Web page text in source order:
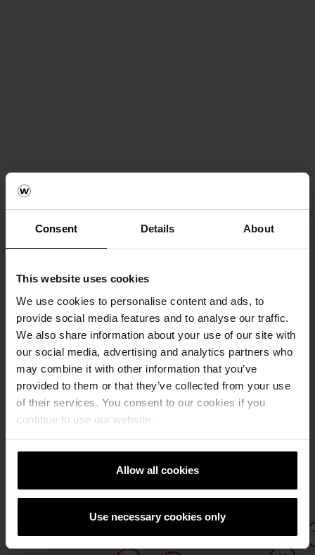
Consent Details About
This website uses cookies
We use cookies to personalise content and ads, to
provide social media features and to analyse our traffic.
We also share information about your use of our site with
our social media, advertising and analytics partners who
may combine it with other information that you’ve
provided to them or that they’ve collected from your use
of their services. You consent to our cookies if you
continue to use our website.
Allow all cookies
Use necessary cookies only
16